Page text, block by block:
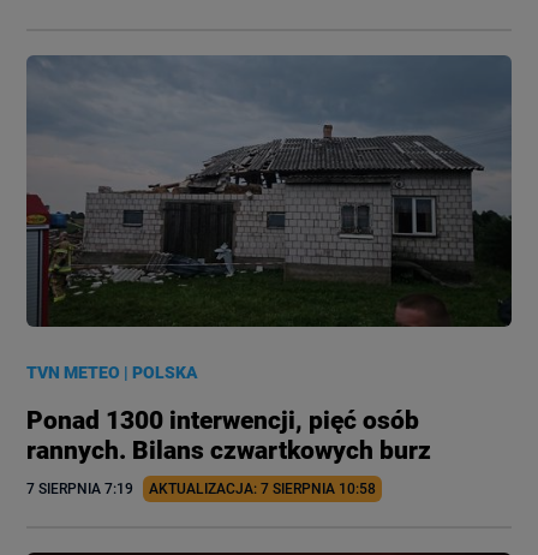
TVN METEO |POLSKA
Ponad 1300 interwencji, pięć osób
rannych. Bilans czwartkowych burz
7 SIERPNIA 7:19 AKTUALIZACJA: 7 SIERPNIA 10:58